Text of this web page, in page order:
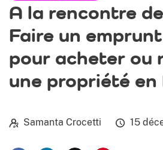
A la rencontre
Faire un
pour acheter ou
une propriété en
Samanta Crocetti 15